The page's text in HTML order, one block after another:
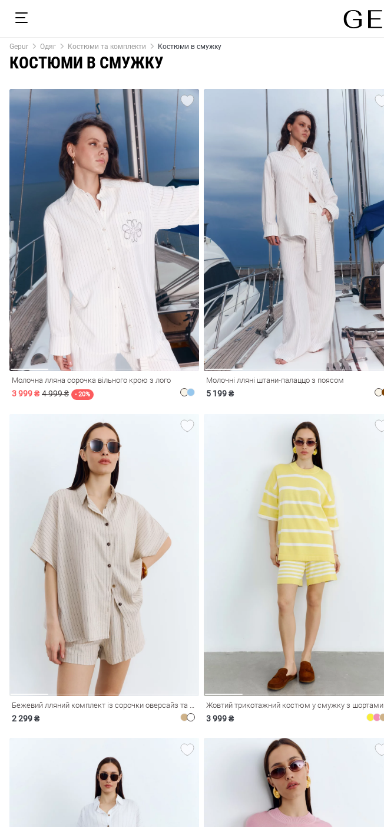
Сарафани
Косметика
Gepur Одяг Костюми та комплекти Костюми в смужку
КОСТЮМИ В СМУЖКУ
Молочна лляна сорочка вільного крою з лого
3 999 ₴ 4 999 ₴ - 20%
Молочні лляні штани-палаццо з поясом
5 199 ₴
Бежевий лляний комплект із сорочки оверсайз та шортів
2 299 ₴
Жовтий трикотажний костюм у смужку з шортами
3 999 ₴